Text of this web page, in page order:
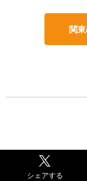
関
シェアする